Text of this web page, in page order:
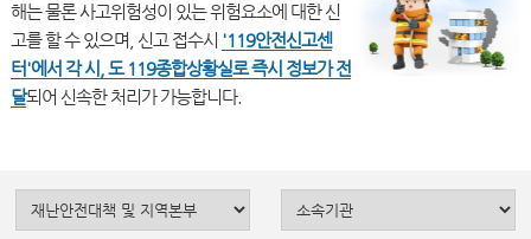
해는 물론 사고위험성이 있는 위험요소에 대한 신
고를 할 수 있으며, 신고 접수시 '119안전신고센
터'에서 각 시, 도 119종합상황실로 즉시 정보가 전
달